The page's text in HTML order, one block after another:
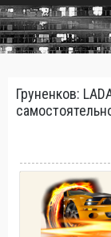
Груненков: